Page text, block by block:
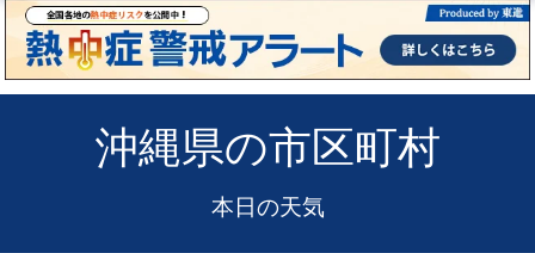
沖縄県の市区町村
本日の天気